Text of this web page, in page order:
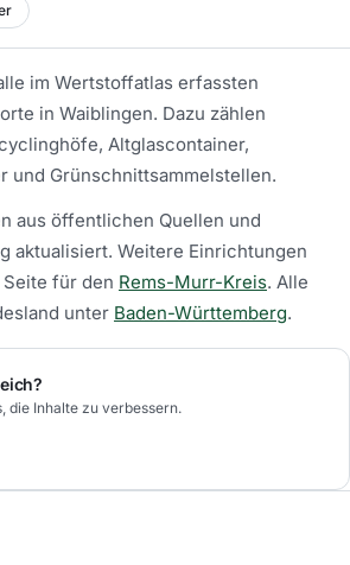
im Wertstoffatlas erfassten
in Waiblingen. Dazu zählen
Altglascontainer,
und Grünschnittsammelstellen.
aus öffentlichen Quellen und
aktualisiert. Weitere Einrichtungen
für den Rems-Murr-Kreis. Alle
unter Baden-Württemberg.
die Inhalte zu verbessern.